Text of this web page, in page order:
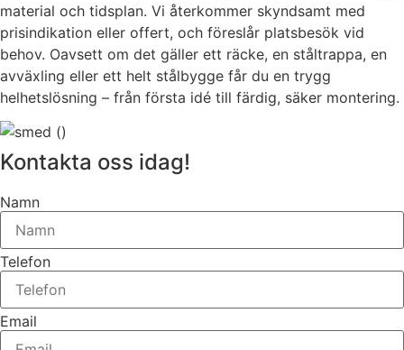
material och tidsplan. Vi återkommer skyndsamt med
prisindikation eller offert, och föreslår platsbesök vid
behov. Oavsett om det gäller ett räcke, en ståltrappa, en
avväxling eller ett helt stålbygge får du en trygg
helhetslösning – från första idé till färdig, säker montering.
Kontakta oss idag!
Namn
Telefon
Email